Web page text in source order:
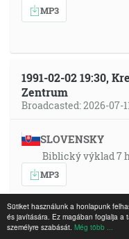
Sütiket használunk a honlapunk
és javítására. Ez magában foglalja a
személyre szabását. Még több ...
MP3
1991-02-02 19:30,
Zentrum
Broadcasted: 2026-07-
SLOVENSKY
Biblický výklad 7
MP3
FRANÇAIS
Thema: Biblische